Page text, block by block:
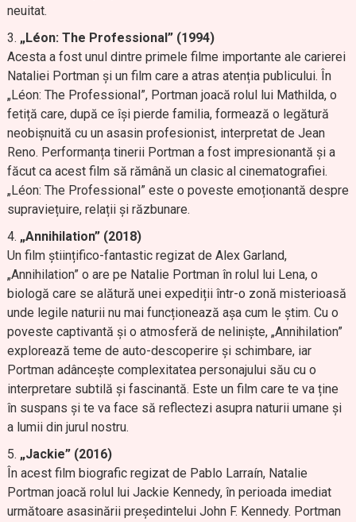
neuitat.
„Léon: The Professional” (1994)
Acesta a fost unul dintre primele filme importante ale carierei
Nataliei Portman și un film care a atras atenția publicului. În
„Léon: The Professional”, Portman joacă rolul lui Mathilda, o
fetiță care, după ce își pierde familia, formează o legătură
neobișnuită cu un asasin profesionist, interpretat de Jean
Reno. Performanța tinerii Portman a fost impresionantă și a
făcut ca acest film să rămână un clasic al cinematografiei.
„Léon: The Professional” este o poveste emoționantă despre
supraviețuire, relații și răzbunare.
„Annihilation” (2018)
Un film științifico-fantastic regizat de Alex Garland,
„Annihilation” o are pe Natalie Portman în rolul lui Lena, o
biologă care se alătură unei expediții într-o zonă misterioasă
unde legile naturii nu mai funcționează așa cum le știm. Cu o
poveste captivantă și o atmosferă de neliniște, „Annihilation”
explorează teme de auto-descoperire și schimbare, iar
Portman adâncește complexitatea personajului său cu o
interpretare subtilă și fascinantă. Este un film care te va ține
în suspans și te va face să reflectezi asupra naturii umane și
a lumii din jurul nostru.
„Jackie” (2016)
În acest film biografic regizat de Pablo Larraín, Natalie
Portman joacă rolul lui Jackie Kennedy, în perioada imediat
următoare asasinării președintelui John F. Kennedy. Portman